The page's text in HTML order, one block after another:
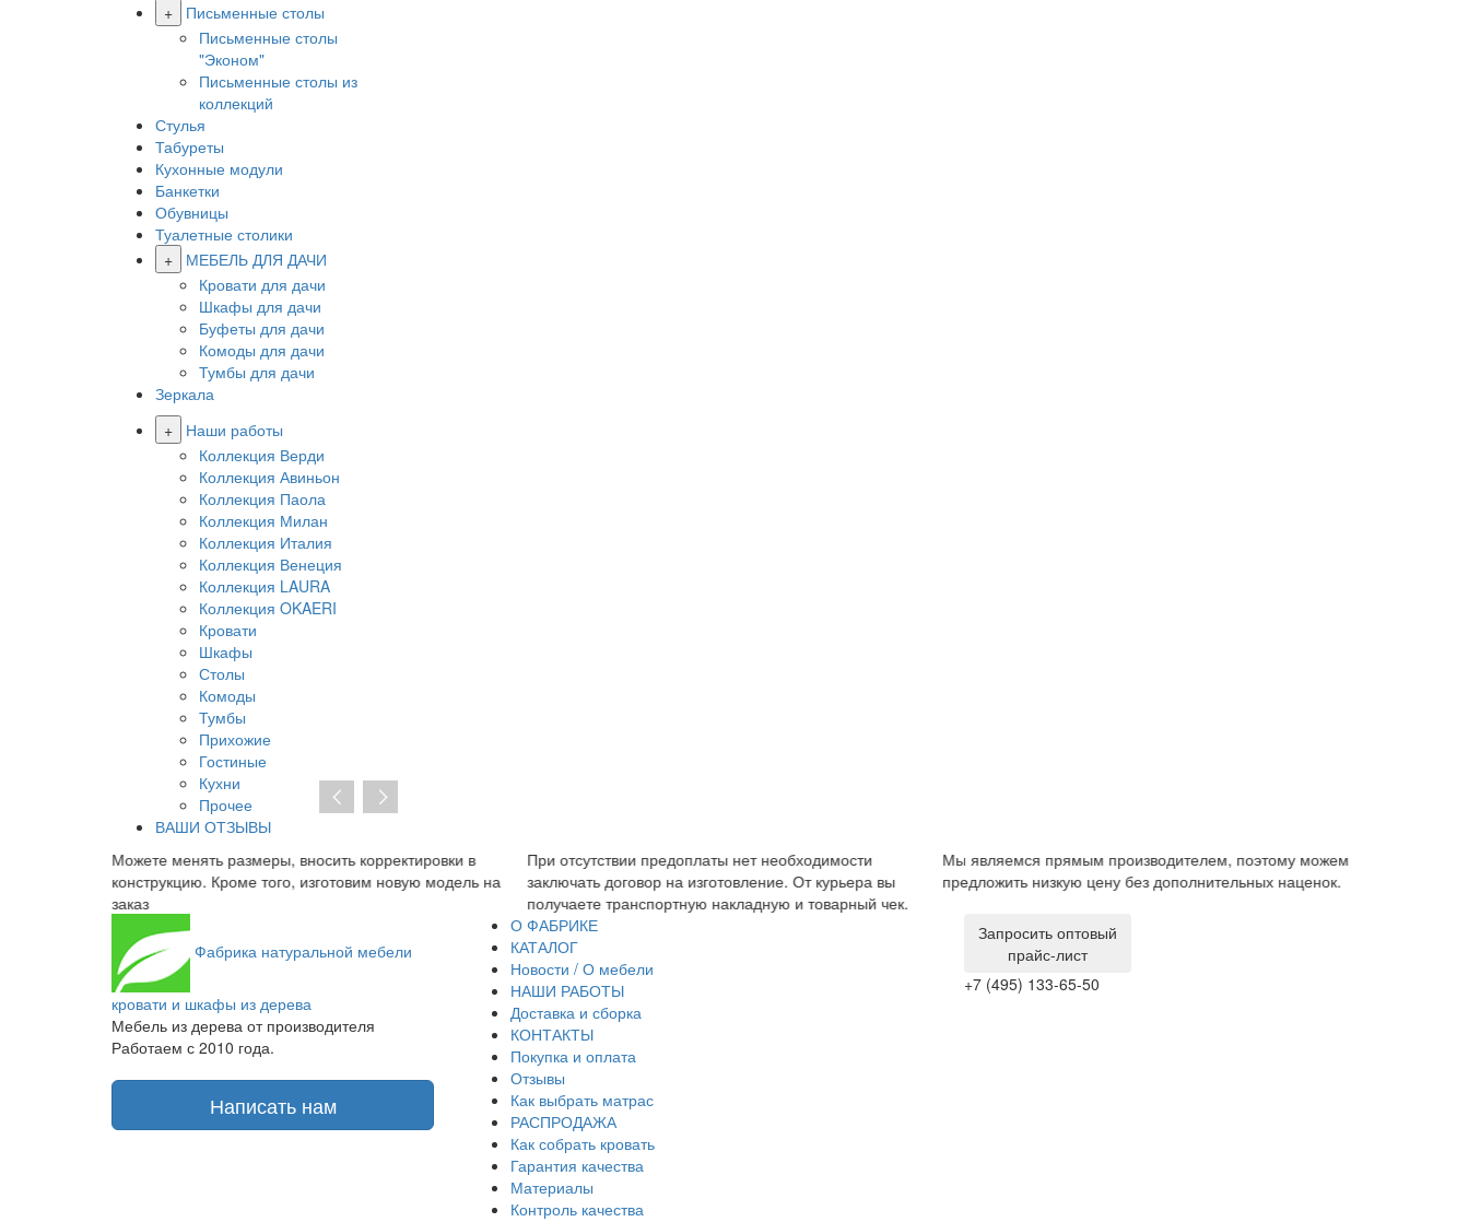
+
Письменные столы
Письменные столы
"Эконом"
Письменные столы из
коллекций
Стулья
Табуреты
Кухонные модули
Банкетки
Обувницы
Туалетные столики
+
МЕБЕЛЬ ДЛЯ ДАЧИ
Кровати для дачи
Шкафы для дачи
Буфеты для дачи
Комоды для дачи
Тумбы для дачи
Зеркала
+
Наши работы
Коллекция Верди
Коллекция Авиньон
Коллекция Паола
Коллекция Милан
Коллекция Италия
Коллекция Венеция
Коллекция LAURA
Коллекция OKAERI
Кровати
Шкафы
Столы
Комоды
Тумбы
Прихожие
Гостиные
Кухни
Прочее
ВАШИ ОТЗЫВЫ
Можете менять размеры, вносить корректировки в
конструкцию. Кроме того, изготовим новую модель на
заказ
При отсутствии предоплаты нет необходимости
заключать договор на изготовление. От курьера вы
получаете транспортную накладную и товарный чек.
Мы являемся прямым производителем, поэтому можем
предложить низкую цену без дополнительных наценок.
Фабрика натуральной мебели
кровати и шкафы из дерева
Мебель из дерева от производителя
Работаем с 2010 года.
Написать нам
О ФАБРИКЕ
КАТАЛОГ
Новости / О мебели
НАШИ РАБОТЫ
Доставка и сборка
КОНТАКТЫ
Покупка и оплата
Отзывы
Как выбрать матрас
РАСПРОДАЖА
Как собрать кровать
Гарантия качества
Материалы
Контроль качества
Запросить оптовый
прайс-лист
+7 (495) 133-65-50